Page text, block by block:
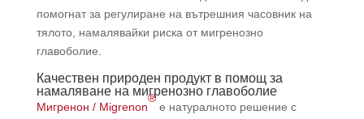
помогнат за регулиране на вътрешния часовник на
тялото, намалявайки риска от мигренозно
главоболие.
Качествен природен продукт в помощ за
намаляване на мигренозно главоболие
Мигренон / Migrenon
®
е натуралното решение с